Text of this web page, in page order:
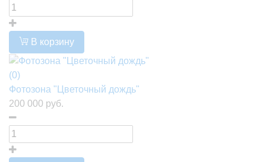
В корзину
(0)
Фотозона "Цветочный дождь"
200 000 руб.